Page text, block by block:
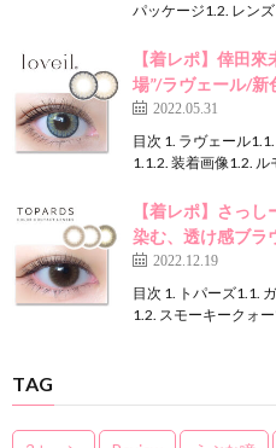
パッケージ1.2. レン
【着レポ】倖田
場”/ラヴェール/新
2022.05.31
目次 1. ラヴェール
1.1.2. 装着画像1.2.
【着レポ】さっ
染む、透け感ブラ
2022.12.19
目次 1. トパーズ1.1.
1.2. スモーキークォ
TAG